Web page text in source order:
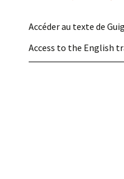
Accéder au texte de
Access to the English